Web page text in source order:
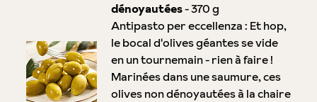
dénoyautées- 370 g
Antipasto per eccellenza : Et hop,
le bocal d'olives géantes se vide
en un tournemain - rien à faire !
Marinées dans une saumure, ces
olives non dénoyautées à la chaire